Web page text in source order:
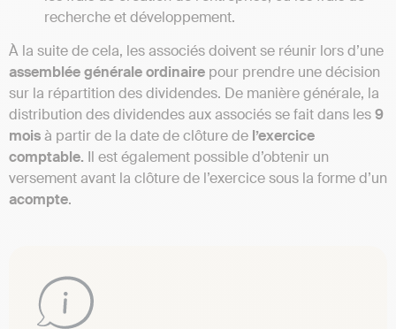
recherche et développement.
À la suite de cela, les associés doivent se réunir lors d’une
assemblée générale ordinaire pour prendre une décision
sur la répartition des dividendes. De manière générale, la
distribution des dividendes aux associés se fait dans les9
moisà partir de la date de clôture de l’exercice
comptable. Il est également possible d’obtenir un
versement avant la clôture de l’exercice sous la forme d’un
acompte.